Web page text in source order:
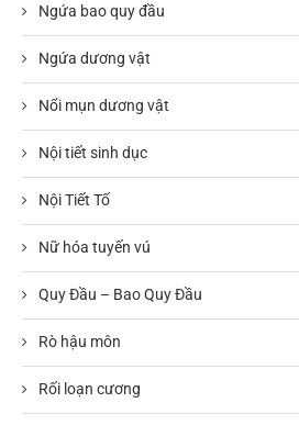
Ngứa bao quy đầu
Ngứa dương vật
Nổi mụn dương vật
Nội tiết sinh dục
Nội Tiết Tố
Nữ hóa tuyến vú
Quy Đầu – Bao Quy Đầu
Rò hậu môn
Rối loạn cương